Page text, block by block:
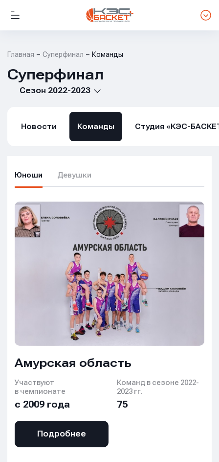
Главная Суперфинал Команды
Суперфинал
Сезон 2022-2023
Новости Команды Студия «КЭС-
Юноши Девушки
Амурская область
Участвуют
в чемпионате
с 2009 года
Команд в сезоне 2022-
2023 гг.
75
Подробнее